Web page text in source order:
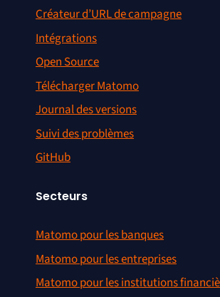
Créateur d’URL de campagne
Intégrations
Open Source
Télécharger Matomo
Journal des versions
Suivi des problèmes
GitHub
Secteurs
Matomo pour les banques
Matomo pour les entreprises
Matomo pour les institutions